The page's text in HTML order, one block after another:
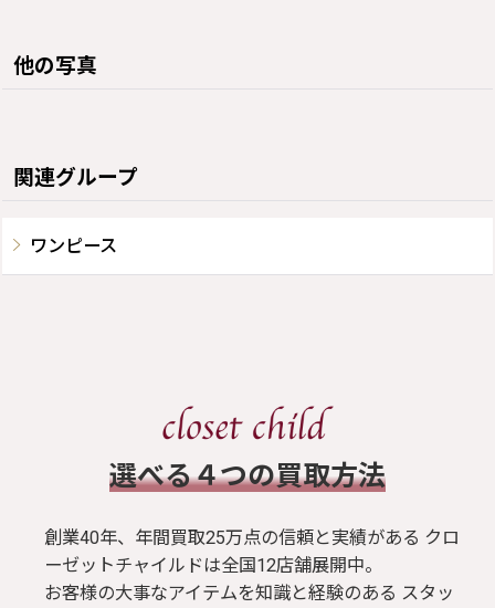
他の写真
関連グループ
ワンピース
​選べる４つの買取方法
創業40年、年間買取25万点の信頼と実績がある クロ
ーゼットチャイルドは全国12店舗展開中。
お客様の大事なアイテムを知識と経験のある スタッ